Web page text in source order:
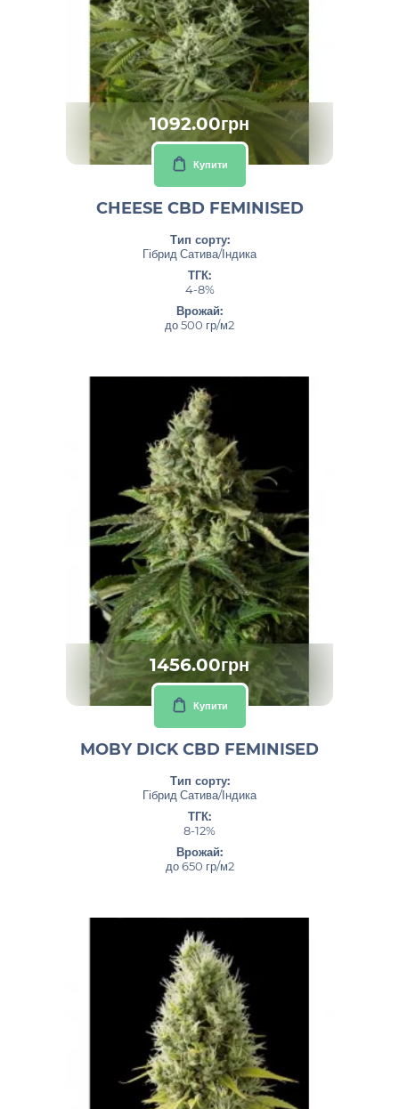
1092.00грн
Купити
CHEESE CBD FEMINISED
Тип сорту:
Гібрид Сатива/Індика
ТГК:
4-8%
Врожай:
до 500 гр/м2
1456.00грн
Купити
MOBY DICK CBD FEMINISED
Тип сорту:
Гібрид Сатива/Індика
ТГК:
8-12%
Врожай:
до 650 гр/м2